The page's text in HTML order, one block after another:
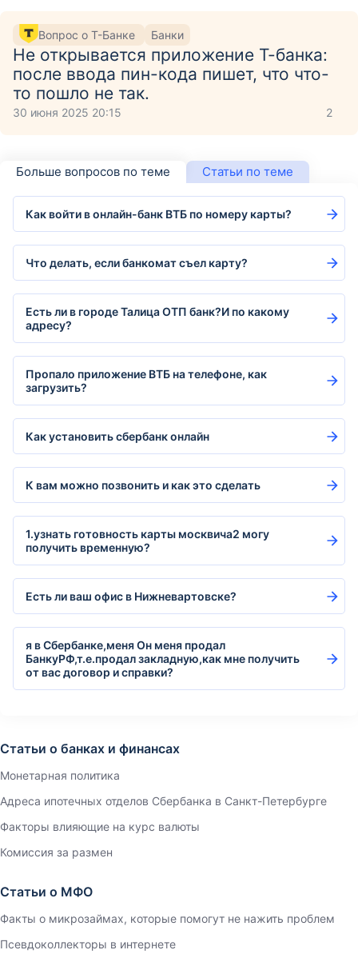
Вопрос о Т-Банке Банки
Не открывается приложение Т-банка:
после ввода пин-кода пишет, что что-
то пошло не так.
30 июня 2025 20:15 2
Больше вопросов по теме Статьи по теме
Как войти в онлайн-банк ВТБ по номеру карты?
Что делать, если банкомат съел карту?
Есть ли в городе Талица ОТП банк?И по какому
адресу?
Пропало приложение ВТБ на телефоне, как
загрузить?
Как установить сбербанк онлайн
К вам можно позвонить и как это сделать
1.узнать готовность карты москвича2 могу
получить временную?
Есть ли ваш офис в Нижневартовске?
я в Сбербанке,меня Он меня продал
БанкуРФ,т.е.продал закладную,как мне получить
от вас договор и справки?
Статьи о банках и финансах
Монетарная политика
Адреса ипотечных отделов Сбербанка в Санкт-Петербурге
Факторы влияющие на курс валюты
Комиссия за размен
Статьи о МФО
Факты о микрозаймах, которые помогут не нажить проблем
Псевдоколлекторы в интернете